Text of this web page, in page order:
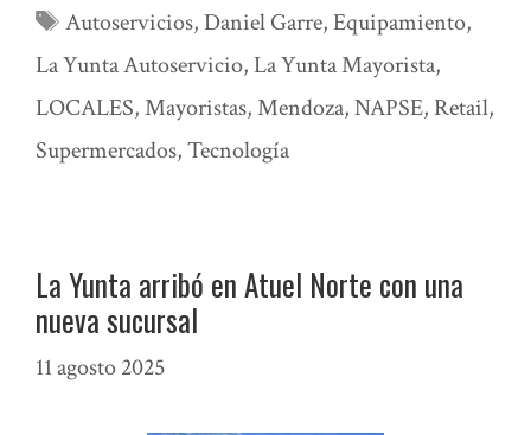
Etiquetas
Autoservicios,Daniel Garre,Equipamiento,
La Yunta Autoservicio,La Yunta Mayorista,
LOCALES,Mayoristas,Mendoza,NAPSE, Retail,
Supermercados,Tecnología
La Yunta arribó en Atuel Norte con una
nueva sucursal
11 agosto 2025